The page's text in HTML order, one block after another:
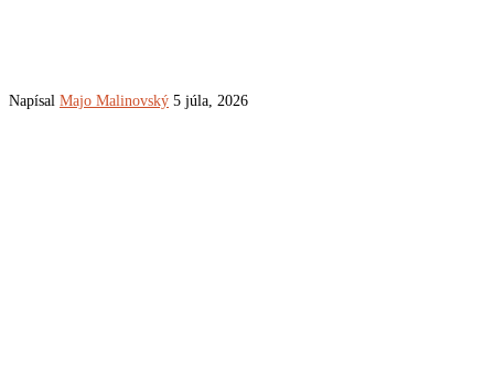
Napísal Majo Malinovský 5 júla, 2026